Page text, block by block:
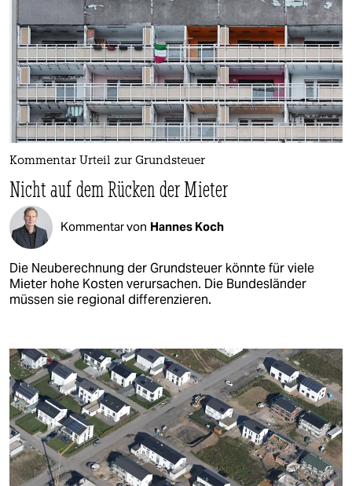
Kommentar Urteil zur Grundsteuer
Nicht auf dem Rücken der Mieter
Kommentar von Hannes Koch
Die Neuberechnung der Grundsteuer könnte für viele
Mieter hohe Kosten verursachen. Die Bundesländer
müssen sie regional differenzieren.